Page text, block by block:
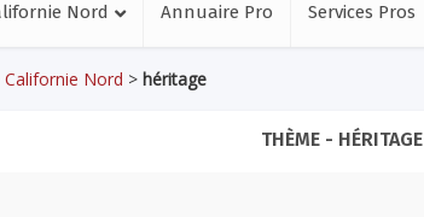
Nord Annuaire Pro Services Pros
Californie Nord > héritage
THÈME - HÉRITAGE